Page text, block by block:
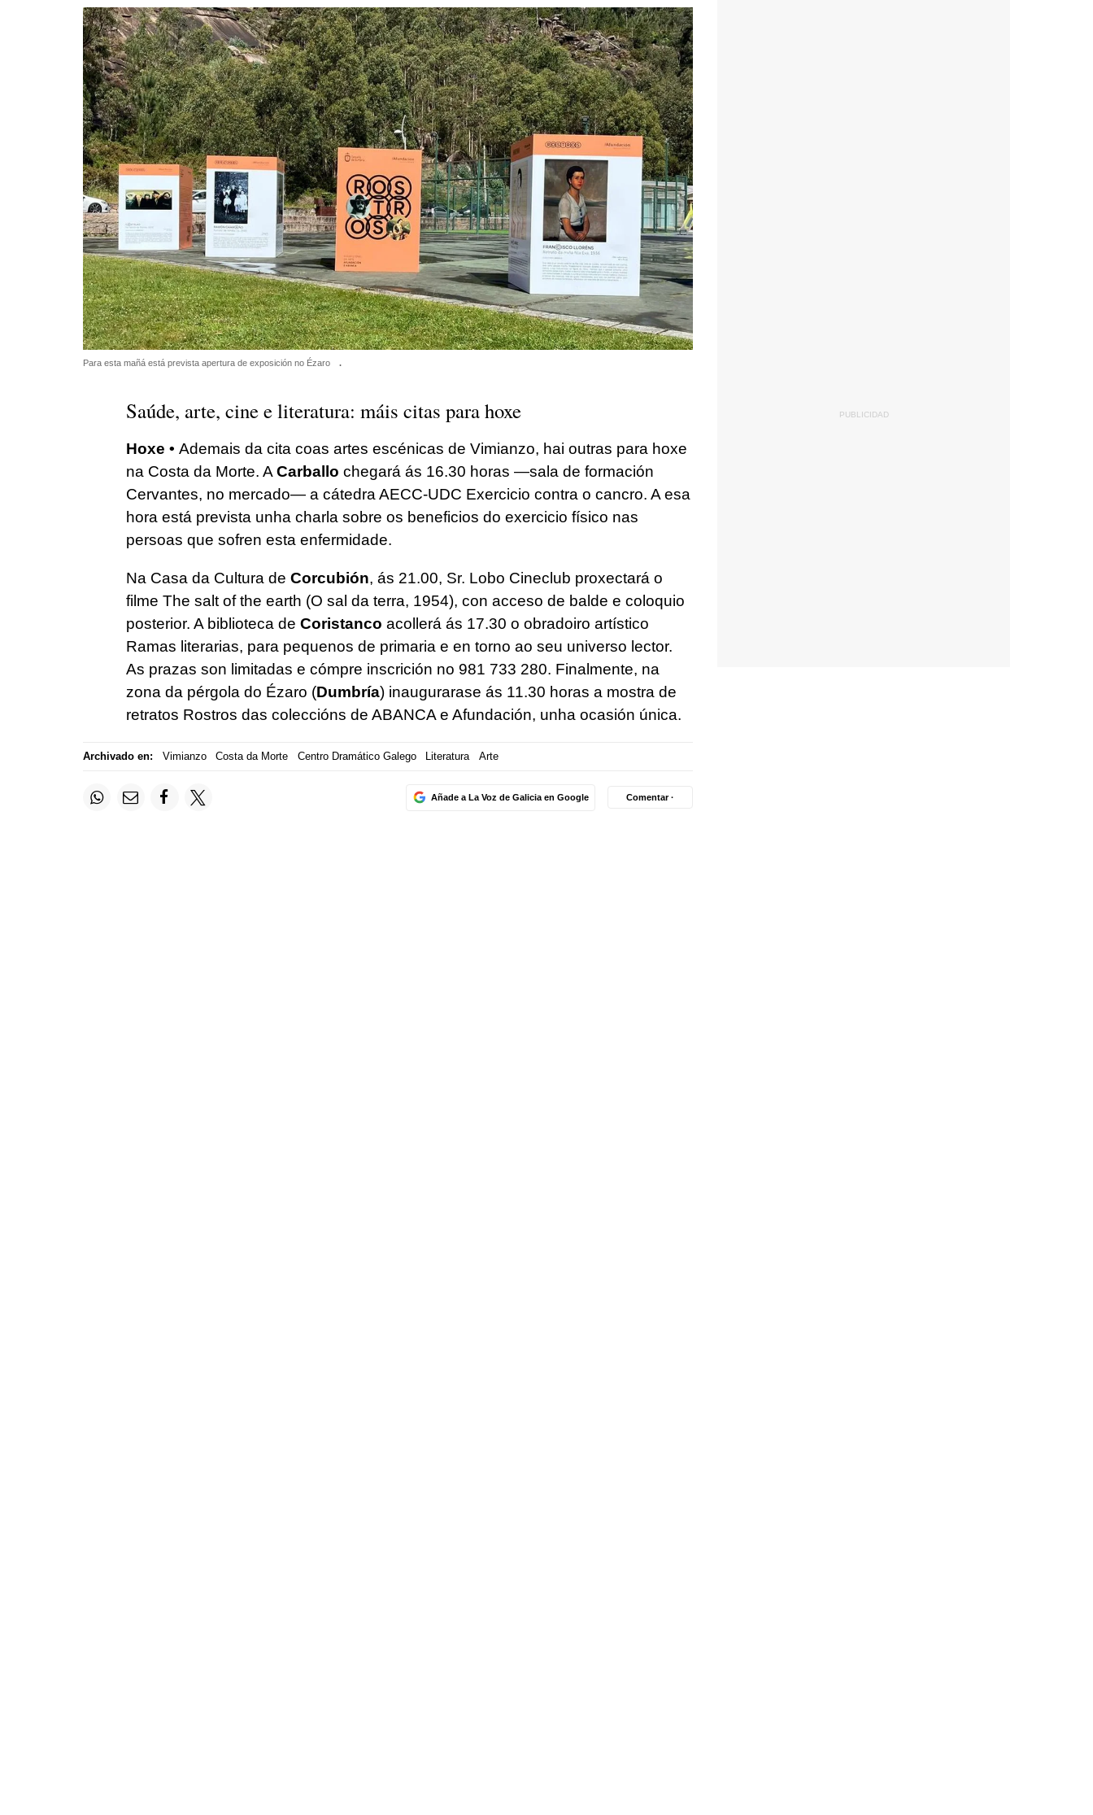
Para esta mañá está prevista apertura de exposición no Ézaro .
Saúde, arte, cine e literatura: máis citas para hoxe
Hoxe • Ademais da cita coas artes escénicas de Vimianzo, hai outras para hoxe
na Costa da Morte. A Carballo chegará ás 16.30 horas —sala de formación
Cervantes, no mercado— a cátedra AECC-UDC Exercicio contra o cancro. A esa
hora está prevista unha charla sobre os beneficios do exercicio físico nas
persoas que sofren esta enfermidade.
Na Casa da Cultura de Corcubión, ás 21.00, Sr. Lobo Cineclub proxectará o
filme The salt of the earth (O sal da terra, 1954), con acceso de balde e coloquio
posterior. A biblioteca de Coristanco acollerá ás 17.30 o obradoiro artístico
Ramas literarias, para pequenos de primaria e en torno ao seu universo lector.
As prazas son limitadas e cómpre inscrición no 981 733 280. Finalmente, na
zona da pérgola do Ézaro (Dumbría) inaugurarase ás 11.30 horas a mostra de
retratos Rostros das coleccións de ABANCA e Afundación, unha ocasión única.
Archivado en: Vimianzo Costa da Morte Centro Dramático Galego Literatura Arte
Añade a La Voz de Galicia en Google Comentar ·